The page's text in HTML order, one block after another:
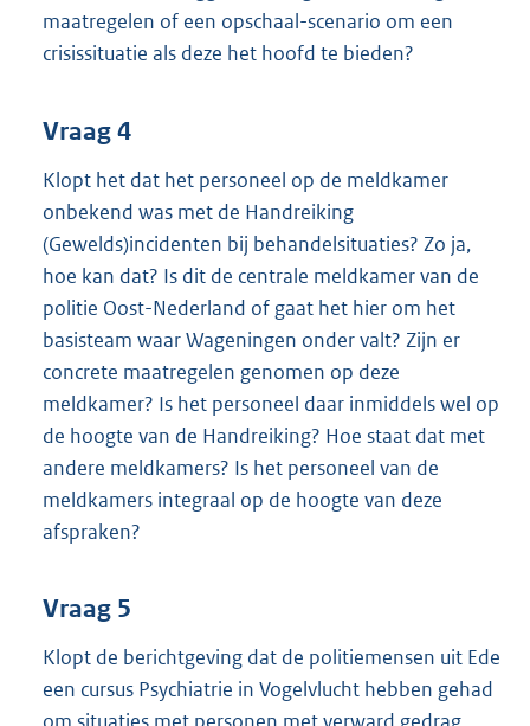
maatregelen of een opschaal-scenario om een
crisissituatie als deze het hoofd te bieden?
Vraag 4
Klopt het dat het personeel op de meldkamer
onbekend was met de Handreiking
(Gewelds)incidenten bij behandelsituaties? Zo ja,
hoe kan dat? Is dit de centrale meldkamer van de
politie Oost-Nederland of gaat het hier om het
basisteam waar Wageningen onder valt? Zijn er
concrete maatregelen genomen op deze
meldkamer? Is het personeel daar inmiddels wel op
de hoogte van de Handreiking? Hoe staat dat met
andere meldkamers? Is het personeel van de
meldkamers integraal op de hoogte van deze
afspraken?
Vraag 5
Klopt de berichtgeving dat de politiemensen uit Ede
een cursus Psychiatrie in Vogelvlucht hebben gehad